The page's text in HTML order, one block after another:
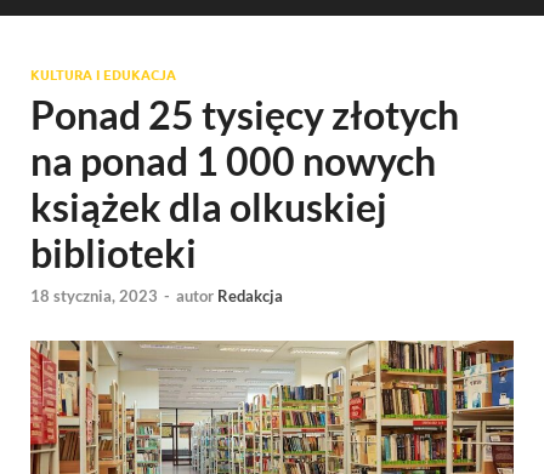
KULTURA I EDUKACJA
Ponad 25 tysięcy złotych
na ponad 1 000 nowych
książek dla olkuskiej
biblioteki
18 stycznia, 2023 - autor Redakcja